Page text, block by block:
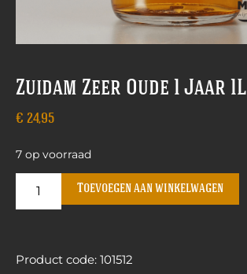
Zuidam Zeer Oude 1 Jaar 1L
€ 24,95
7 op voorraad
Toevoegen aan winkelwagen
Product code: 101512